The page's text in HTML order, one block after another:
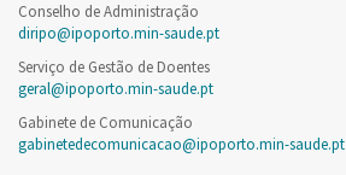
Conselho de Administração
diripo@ipoporto.min-saude.pt
Serviço de Gestão de Doentes
geral@ipoporto.min-saude.pt
Gabinete de Comunicação
gabinetedecomunicacao@ipoporto.min-saude.pt